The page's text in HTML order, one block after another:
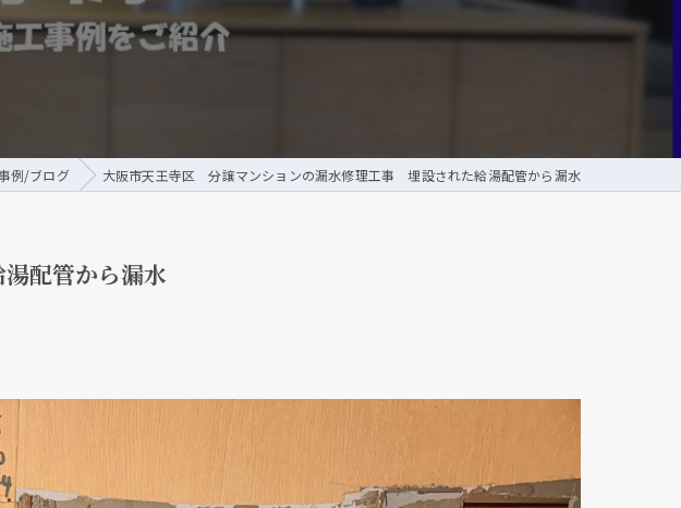
メンテナンス
例/ブログ 大阪市天王寺区 分譲マンションの漏水修理工事 埋設された給湯配管から漏水
配管から漏水